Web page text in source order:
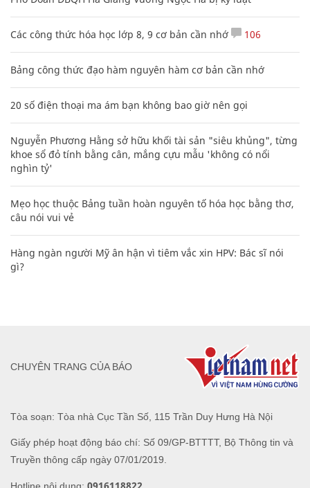
Các công thức hóa học lớp 8, 9 cơ bản cần nhớ 106
Bảng công thức đạo hàm nguyên hàm cơ bản cần nhớ
20 số điện thoại ma ám bạn không bao giờ nên gọi
Nguyễn Phương Hằng sở hữu khối tài sản "siêu khủng", từng
khoe sổ đỏ tính bằng cân, mắng cựu mẫu 'không có nổi
nghìn tỷ'
Mẹo học thuộc Bảng tuần hoàn nguyên tố hóa học bằng thơ,
câu nói vui vẻ
Hàng ngàn người Mỹ ân hận vì tiêm vắc xin HPV: Bác sĩ nói
gì?
Tòa soạn: Tòa nhà Cục Tần Số, 115 Trần Duy Hưng Hà Nội
Giấy phép hoạt động báo chí: Số 09/GP-BTTTT, Bộ Thông tin và
Truyền thông cấp ngày 07/01/2019.
CHUYÊN TRANG CỦA BÁO